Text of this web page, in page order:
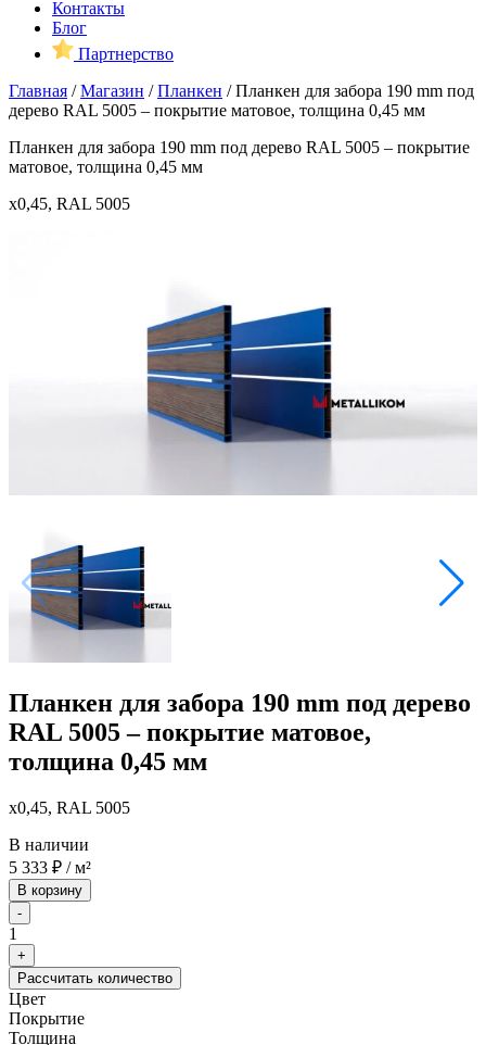
Контакты
Блог
Партнерство
Главная /Магазин /Планкен /Планкен для забора 190 mm под
дерево RAL 5005 – покрытие матовое, толщина 0,45 мм
Планкен для забора 190 mm под дерево RAL 5005 – покрытие
матовое, толщина 0,45 мм
x0,45, RAL 5005
Планкен для забора 190 mm под дерево
RAL 5005 – покрытие матовое,
толщина 0,45 мм
x0,45, RAL 5005
В наличии
5 333 ₽ / м²
В корзину
-
1
+
Рассчитать количество
Цвет
Покрытие
Толщина